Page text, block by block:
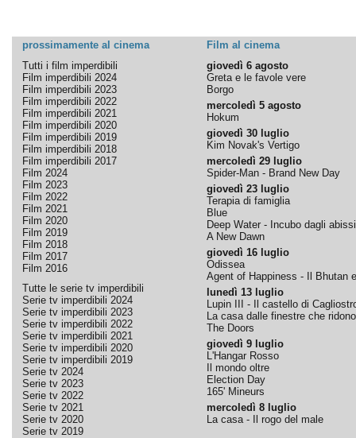
prossimamente al cinema
Film al cinema
Tutti i film imperdibili
Film imperdibili 2024
Film imperdibili 2023
Film imperdibili 2022
Film imperdibili 2021
Film imperdibili 2020
Film imperdibili 2019
Film imperdibili 2018
Film imperdibili 2017
Film 2024
Film 2023
Film 2022
Film 2021
Film 2020
Film 2019
Film 2018
Film 2017
Film 2016
Tutte le serie tv imperdibili
Serie tv imperdibili 2024
Serie tv imperdibili 2023
Serie tv imperdibili 2022
Serie tv imperdibili 2021
Serie tv imperdibili 2020
Serie tv imperdibili 2019
Serie tv 2024
Serie tv 2023
Serie tv 2022
Serie tv 2021
Serie tv 2020
Serie tv 2019
giovedì 6 agosto
Greta e le favole vere
Borgo
mercoledì 5 agosto
Hokum
giovedì 30 luglio
Kim Novak's Vertigo
mercoledì 29 luglio
Spider-Man - Brand New Day
giovedì 23 luglio
Terapia di famiglia
Blue
Deep Water - Incubo dagli abissi
A New Dawn
giovedì 16 luglio
Odissea
Agent of Happiness - Il Bhutan
lunedì 13 luglio
Lupin III - Il castello di
La casa dalle finestre che ridono
The Doors
giovedì 9 luglio
L'Hangar Rosso
Il mondo oltre
Election Day
165' Mineurs
mercoledì 8 luglio
La casa - Il rogo del male